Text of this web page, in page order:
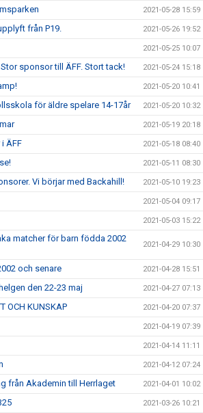
2021-05-28 15:59
från P19. 2021-05-26 19:52
2021-05-25 10:07
sponsor till ÄFF. Stort tack! 2021-05-24 15:18
2021-05-20 10:41
för äldre spelare 14-17år 2021-05-20 10:32
2021-05-19 20:18
ÄFF 2021-05-18 08:40
2021-05-11 08:30
Vi börjar med Backahill! 2021-05-10 19:23
2021-05-04 09:17
2021-05-03 15:22
matcher för barn födda 2002
2021-04-29 10:30
och senare 2021-04-28 15:51
den 22-23 maj 2021-04-27 07:13
OCH KUNSKAP 2021-04-20 07:37
2021-04-19 07:39
2021-04-14 11:11
2021-04-12 07:24
från Akademin till Herrlaget 2021-04-01 10:02
2021-03-26 10:21